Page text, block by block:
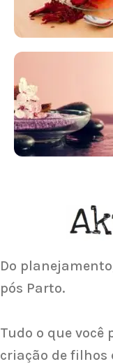
Para antes e
Saiba Mais
Do
pós Parto.
Tudo o que você
criação de filhos